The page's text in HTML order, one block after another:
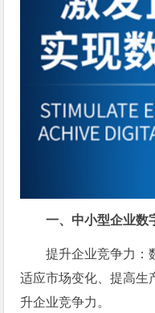
一、中小型企业数
提升企业竞争力：
适应市场变化、提高生
升企业竞争力。